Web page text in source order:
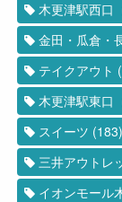
木更津駅西口
金田・瓜倉・
テイクアウト
木更津駅東口
スイーツ (183)
三井アウトレ
イオンモール